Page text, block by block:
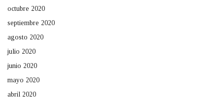
octubre 2020
septiembre 2020
agosto 2020
julio 2020
junio 2020
mayo 2020
abril 2020